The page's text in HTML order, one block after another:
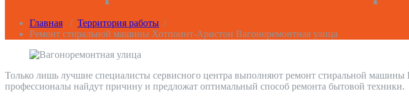
Главная / Территория работы /
Ремонт стиральной машины Хотпоинт-Аристон Вагоноремонтная улица
Только лишь лучшие специалисты сервисного центра выполняют ремонт стиральной
профессионалы найдут причину и предложат оптимальный способ ремонта бытовой техники.